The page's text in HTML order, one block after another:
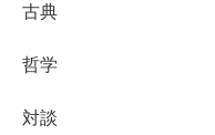
古典
哲学
対談